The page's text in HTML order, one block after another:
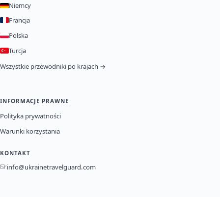
Niemcy
Francja
Polska
Turcja
Wszystkie przewodniki po krajach →
INFORMACJE PRAWNE
Polityka prywatności
Warunki korzystania
KONTAKT
info@ukrainetravelguard.com